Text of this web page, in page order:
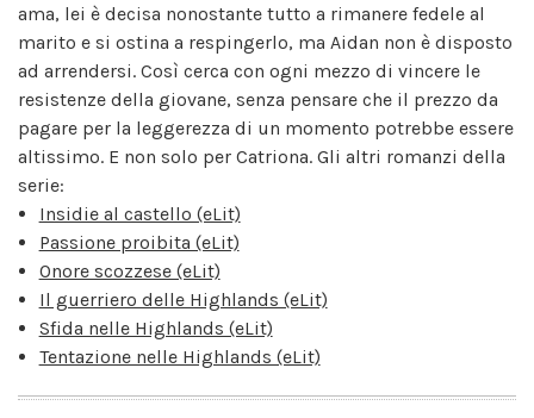
ama, lei è decisa nonostante tutto a rimanere fedele al
marito e si ostina a respingerlo, ma Aidan non è disposto
ad arrendersi. Così cerca con ogni mezzo di vincere le
resistenze della giovane, senza pensare che il prezzo da
pagare per la leggerezza di un momento potrebbe essere
altissimo. E non solo per Catriona. Gli altri romanzi della
serie:
Insidie al castello (eLit)
Passione proibita (eLit)
Onore scozzese (eLit)
Il guerriero delle Highlands (eLit)
Sfida nelle Highlands (eLit)
Tentazione nelle Highlands (eLit)